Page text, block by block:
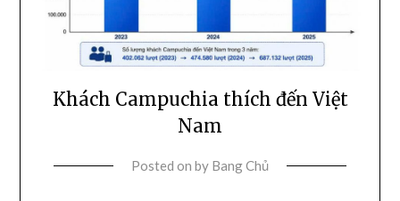
Khách Campuchia thích đến Việt
Nam
Posted on by Bang Chủ